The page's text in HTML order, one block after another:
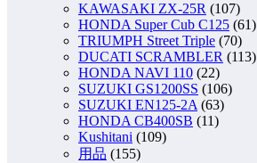
KAWASAKI ZX-25R (107)
HONDA Super Cub C125 (61)
TRIUMPH Street Triple (70)
DUCATI SCRAMBLER (113)
HONDA NAVI 110 (22)
SUZUKI GS1200SS (106)
SUZUKI EN125-2A (63)
HONDA CB400SB (11)
Kushitani (109)
用品 (155)